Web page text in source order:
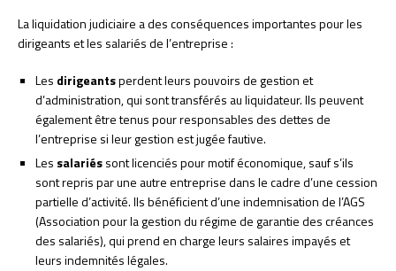
La liquidation judiciaire a des conséquences importantes pour les
dirigeants et les salariés de l’entreprise :
Les dirigeantsperdent leurs pouvoirs de gestion et
d’administration, qui sont transférés au liquidateur. Ils peuvent
également être tenus pour responsables des dettes de
l’entreprise si leur gestion est jugée fautive.
Les salariéssont licenciés pour motif économique, sauf s’ils
sont repris par une autre entreprise dans le cadre d’une cession
partielle d’activité. Ils bénéficient d’une indemnisation de l’AGS
(Association pour la gestion du régime de garantie des créances
des salariés), qui prend en charge leurs salaires impayés et
leurs indemnités légales.